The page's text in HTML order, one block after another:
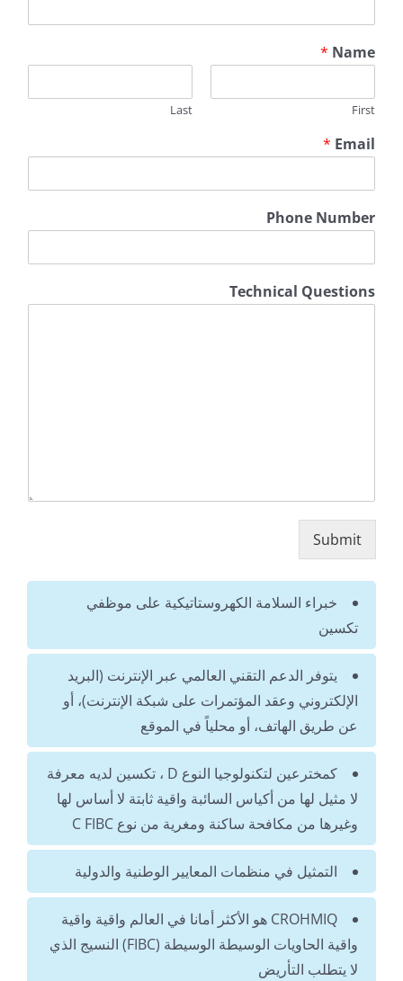
n
N
m
e
Name
*
First
Last
Email
*
Phone Number
Technical Questions
Submit
خبراء السلامة الكهروستاتيكية على موظفي
تكسين
يتوفر الدعم التقني العالمي عبر الإنترنت (البريد
الإلكتروني وعقد المؤتمرات على شبكة الإنترنت)، أو
عن طريق الهاتف، أو محلياً في الموقع
كمخترعين لتكنولوجيا النوع D ، تكسين لديه معرفة
لا مثيل لها من أكياس السائبة واقية ثابتة لا أساس لها
وغيرها من مكافحة ساكنة ومغرية من نوع C FIBC
التمثيل في منظمات المعايير الوطنية والدولية
CROHMIQ هو الأكثر أمانا في العالم واقية واقية
واقية الحاويات الوسيطة الوسيطة (FIBC) النسيج الذي
لا يتطلب التأريض